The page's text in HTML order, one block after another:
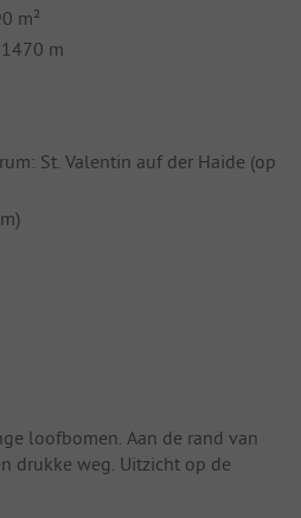
m²
m
St. Valentin auf der Haide (op
loofbomen. Aan de rand van
drukke weg. Uitzicht op de